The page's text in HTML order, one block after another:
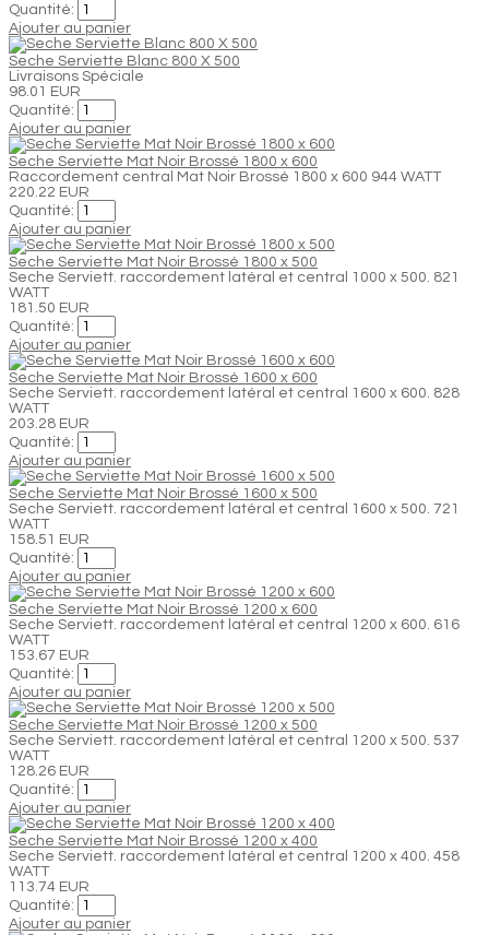
Quantité:
Ajouter au panier
Seche Serviette Blanc 800 X 500
Livraisons Spéciale
98.01 EUR
Quantité:
Ajouter au panier
Seche Serviette Mat Noir Brossé 1800 x 600
Raccordement central Mat Noir Brossé 1800 x 600 944 WATT
220.22 EUR
Quantité:
Ajouter au panier
Seche Serviette Mat Noir Brossé 1800 x 500
Seche Serviett. raccordement latéral et central 1000 x 500. 821
WATT
181.50 EUR
Quantité:
Ajouter au panier
Seche Serviette Mat Noir Brossé 1600 x 600
Seche Serviett. raccordement latéral et central 1600 x 600. 828
WATT
203.28 EUR
Quantité:
Ajouter au panier
Seche Serviette Mat Noir Brossé 1600 x 500
Seche Serviett. raccordement latéral et central 1600 x 500. 721
WATT
158.51 EUR
Quantité:
Ajouter au panier
Seche Serviette Mat Noir Brossé 1200 x 600
Seche Serviett. raccordement latéral et central 1200 x 600. 616
WATT
153.67 EUR
Quantité:
Ajouter au panier
Seche Serviette Mat Noir Brossé 1200 x 500
Seche Serviett. raccordement latéral et central 1200 x 500. 537
WATT
128.26 EUR
Quantité:
Ajouter au panier
Seche Serviette Mat Noir Brossé 1200 x 400
Seche Serviett. raccordement latéral et central 1200 x 400. 458
WATT
113.74 EUR
Quantité:
Ajouter au panier